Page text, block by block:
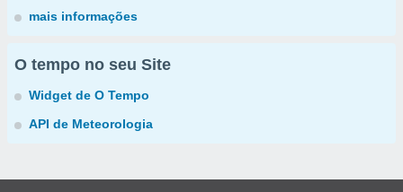
mais informações
O tempo no seu Site
Widget de O Tempo
API de Meteorologia